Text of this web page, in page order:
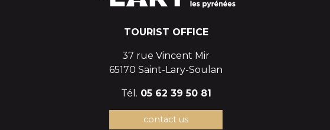
TOURIST OFFICE
37 rue Vincent Mir
65170 Saint-Lary-Soulan
Tél. 05 62 39 50 81
contact us